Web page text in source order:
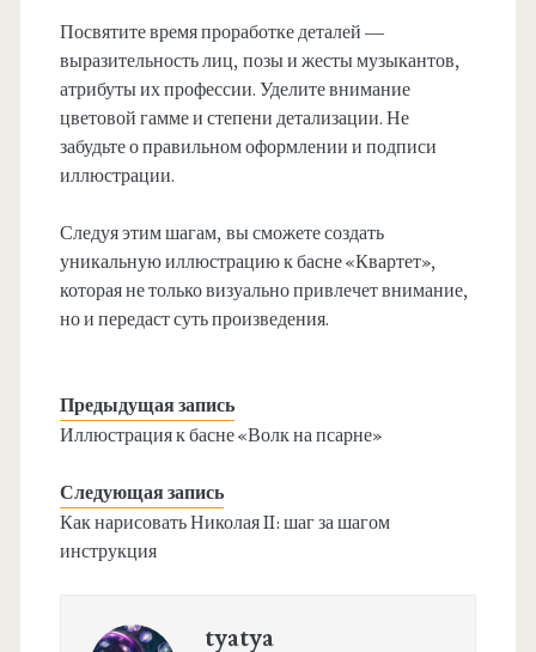
Посвятите время проработке деталей —
выразительность лиц, позы и жесты музыкантов,
атрибуты их профессии. Уделите внимание
цветовой гамме и степени детализации. Не
забудьте о правильном оформлении и подписи
иллюстрации.
Следуя этим шагам, вы сможете создать
уникальную иллюстрацию к басне «Квартет»,
которая не только визуально привлечет внимание,
но и передаст суть произведения.
Предыдущая запись
Иллюстрация к басне «Волк на псарне»
Следующая запись
Как нарисовать Николая II: шаг за шагом
инструкция
tyatya